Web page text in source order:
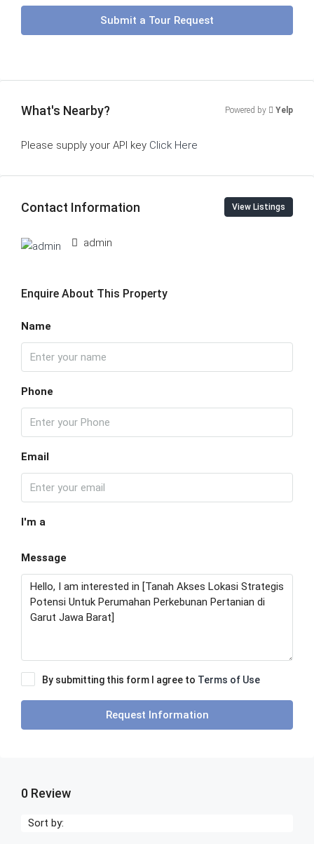
Submit a Tour Request
What's Nearby? Powered by Yelp
Please supply your API key Click Here
Contact Information View Listings
admin
Enquire About This Property
Name
Phone
Email
I'm a
Message
By submitting this form I agree to Terms of Use
Request Information
0 Review
Sort by: